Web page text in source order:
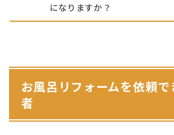
になりますか？
お風呂リフォームを依頼
者